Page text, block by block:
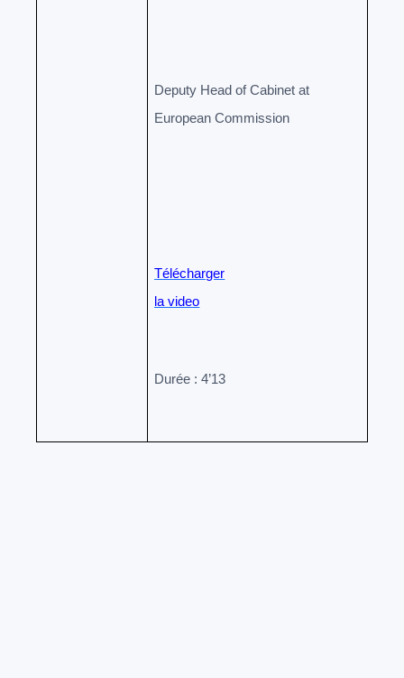
Deputy Head of Cabinet at
European Commission
Télécharger
la video
Durée : 4’13